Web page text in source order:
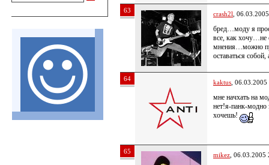
63 crash2l ,
бред…моду я
все, как хочу…не
мнения…можно
оставаться
64 kaktus ,
мне начхать на
нет!я-панк-модно
хочешь!
65 mikez , 06.03.2005